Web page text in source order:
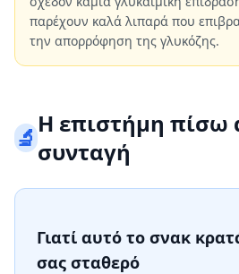
παρέχουν καλά λιπαρά που
την απορρόφηση της γλυκόζης.
🔬Η επιστήμη πίσω
συνταγή
Γιατί αυτό το σνακ
σας σταθερό